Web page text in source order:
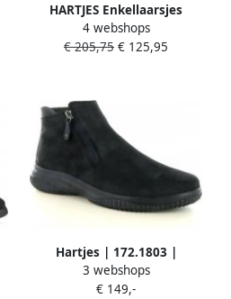
HARTJES Enkellaarsjes
Dames 172.1902 Blues
Maat: 37 5 Materiaal: Leer
4 webshops
€ 205,75 € 125,95
Hartjes | 172.1803 |
Sportieve enkellaars met 2
ritsen
3 webshops
€ 149,-